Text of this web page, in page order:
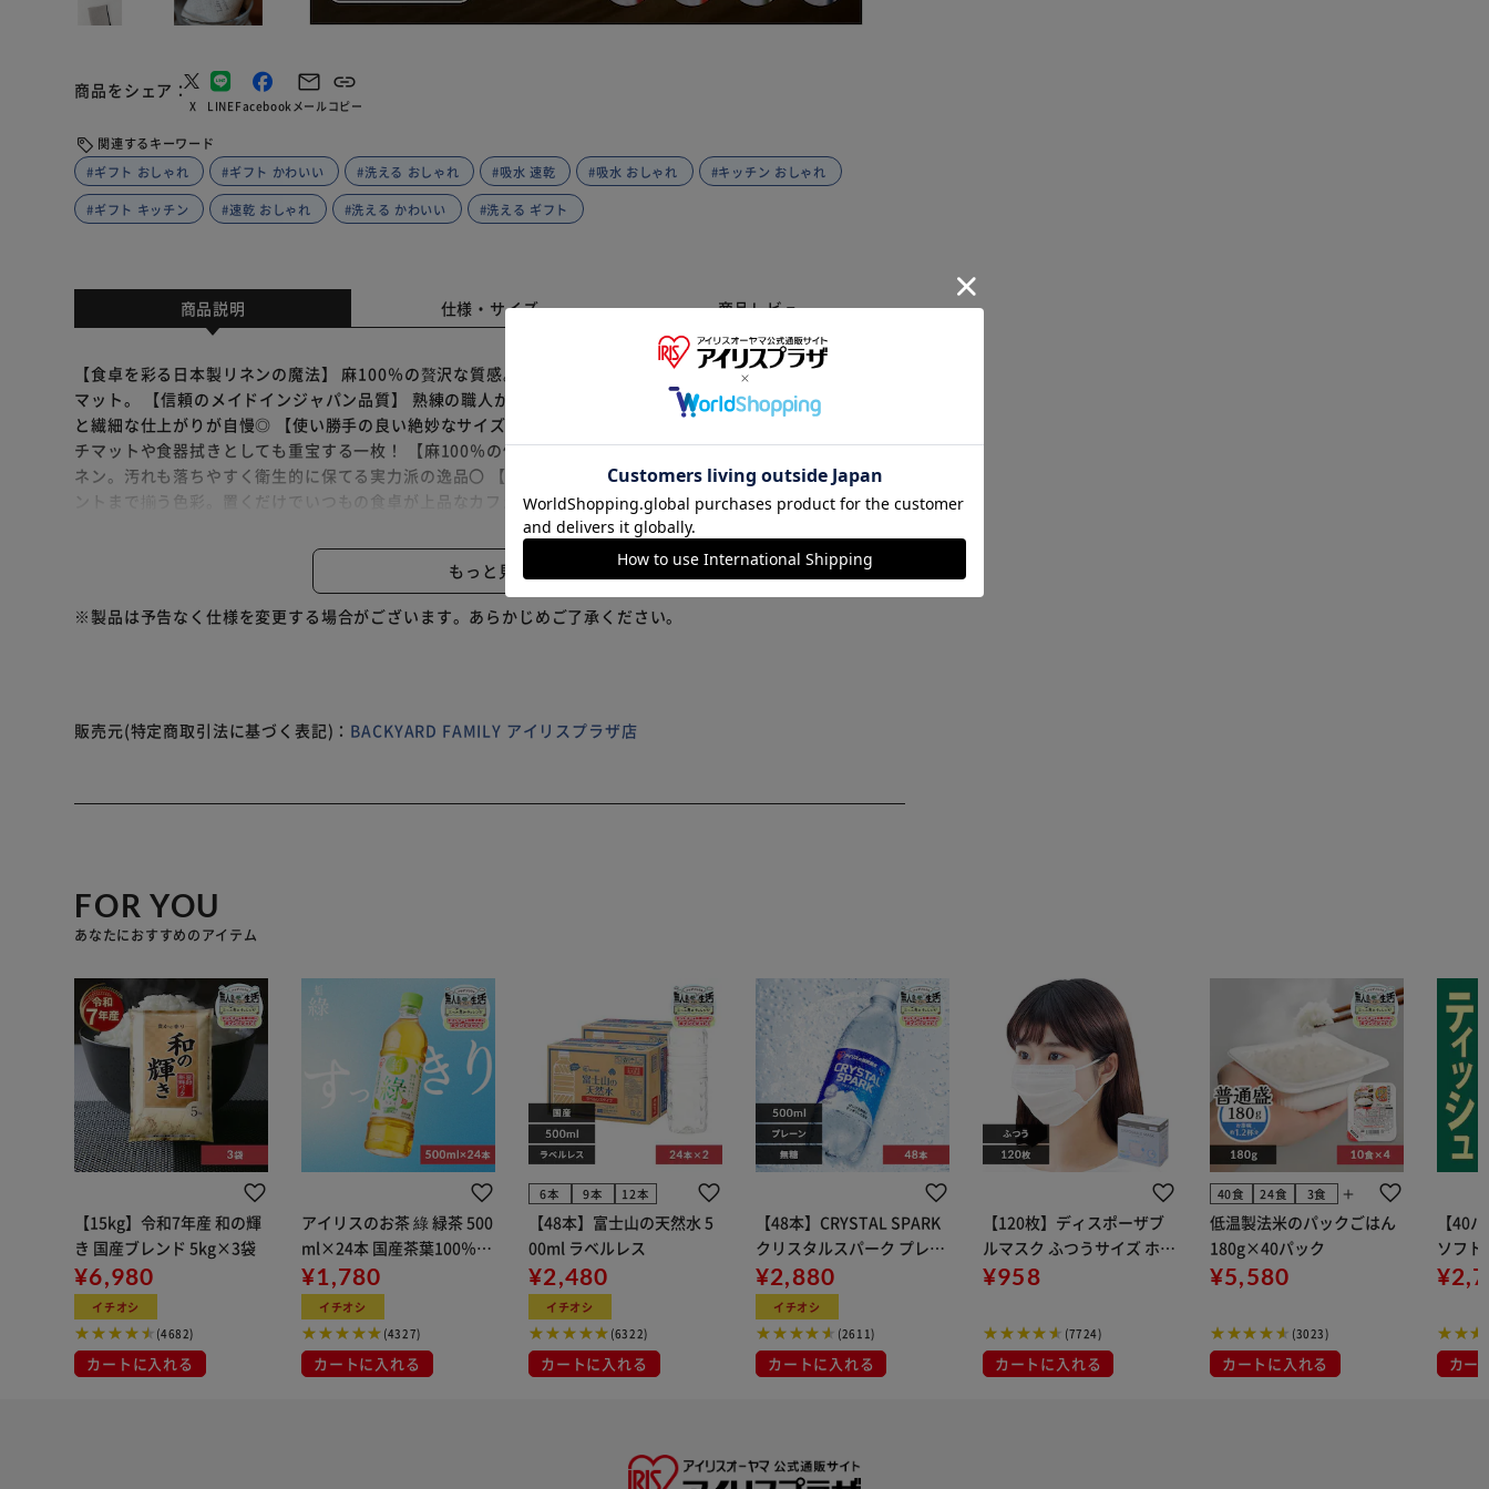
商品をシェア
X LINEFacebookメールコピー
関連するキーワード
#ギフト おしゃれ
#ギフト かわいい #洗える おしゃれ #吸水 速乾 #吸水 おしゃれ #キッチン おしゃれ
#ギフト キッチン #速乾 おしゃれ #洗える かわいい #洗える ギフト
商品説明 仕様・サイズ 商品レビュー
【食卓を彩る日本製リネンの魔法】 麻100％の贅沢な質感。日常をクラスアップさせる、洗える上質なプレイス
マット。 【信頼のメイドインジャパン品質】 熟練の職人が国内で丁寧に縫製した安心感。長く愛用できる丈夫さ
と繊細な仕上がりが自慢◎ 【使い勝手の良い絶妙なサイズ】 お皿やグラスを余裕を持って並べられる設計。ラン
チマットや食器拭きとしても重宝する一枚！ 【麻100％の優れた機能性】 吸水性と速乾性に優れた天然素材のリ
ネン。汚れも落ちやすく衛生的に保てる実力派の逸品〇 【洗練されたニュアンスカラー】 ナチュラルからアクセ
ントまで揃う色彩。置くだけでいつもの食卓が上品なカフェ空間に♪ 【お手入れラクラク】 汚れが気になったら
自宅で手洗いできて、いつも清潔！ 【お洒落なあの人に贈る】 インテリアに馴染み、吸水・速乾性に優れた実力
派は、センスの光る手土産に。 【商品配送について】 配送番号なしの配送になります。
もっと見る
※製品は予告なく仕様を変更する場合がございます。あらかじめご了承ください。
販売元(特定商取引法に基づく表記)： BACKYARD FAMILY アイリスプラザ店
FOR YOU
あなたにおすすめのアイテム
【15kg】令和7年産 和の輝
き 国産ブレンド 5kg×3袋
¥6,980
イチオシ
(4682)
カートに入れる
アイリスのお茶 綠 緑茶 500
ml×24本 国産茶葉100％使
用
¥1,780
イチオシ
(4327)
カートに入れる
6本 9本 12本
【48本】富士山の天然水 5
00ml ラベルレス
¥2,480
イチオシ
(6322)
カートに入れる
【48本】CRYSTAL SPARK
クリスタルスパーク プレー
ン 500ml
¥2,880
イチオシ
(2611)
カートに入れる
【120枚】ディスポーザブ
ルマスク ふつうサイズ ホワ
イト 大容量 DISPOSABLE
布
¥958
(7724)
カートに入れる
40食 24食 3食 add
低温製法米のパックごはん
180g×40パック
¥5,580
(3023)
カートに入れる
【40
ソフ
組) 5
カー
※ご確認ください